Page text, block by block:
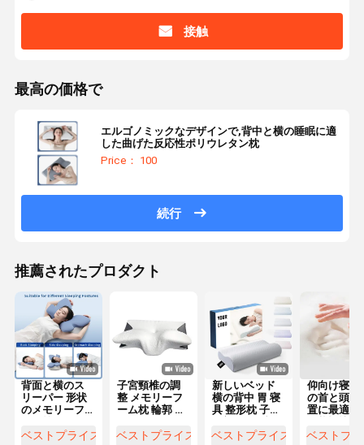
接触
最高の価格で
エルゴノミックなデザインで,背中と横の睡眠に適
した曲げた反応性ポリウレタン枕
Price： 100
続行
推薦されたプロダクト
背面と横のス
リーパー 形状
のメモリーフ
ステルカバー
ベストプライス
子宮頸椎の調
整 メモリーフ
ーム枕 輪郭 エ
バターフライ
ベストプライス
新しいベッド
横の背中 胃 寝
具 整形枕 子宮
輪郭 エルゴノ
ベストプライス
仰向け寝の
の首と頭の
置に最適な
ーム枕
ベストプ